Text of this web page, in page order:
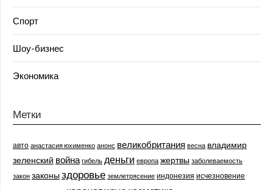
Спорт
Шоу-бизнес
Экономика
Метки
авто анастасия юхименко анонс великобритания весна владимир
зеленский война гибель деньги европа жертвы заболеваемость
закон законыздоровье землетрясение индонезия исчезновение